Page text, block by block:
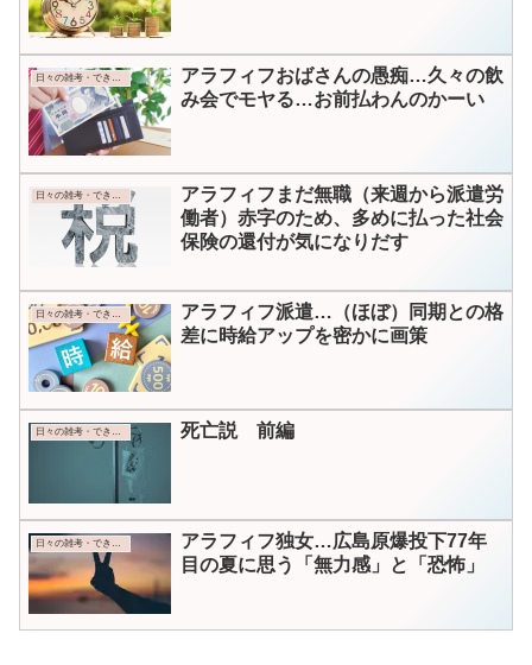
日々の雑考・できごと
アラフィフおばさんの愚痴…久々の飲
み会でモヤる…お前払わんのかーい
日々の雑考・できごと
アラフィフまだ無職（来週から派遣労
働者）赤字のため、多めに払った社会
保険の還付が気になりだす
日々の雑考・できごと
アラフィフ派遣…（ほぼ）同期との格
差に時給アップを密かに画策
日々の雑考・できごと 死亡説 前編
日々の雑考・できごと
アラフィフ独女…広島原爆投下77年
目の夏に思う「無力感」と「恐怖」